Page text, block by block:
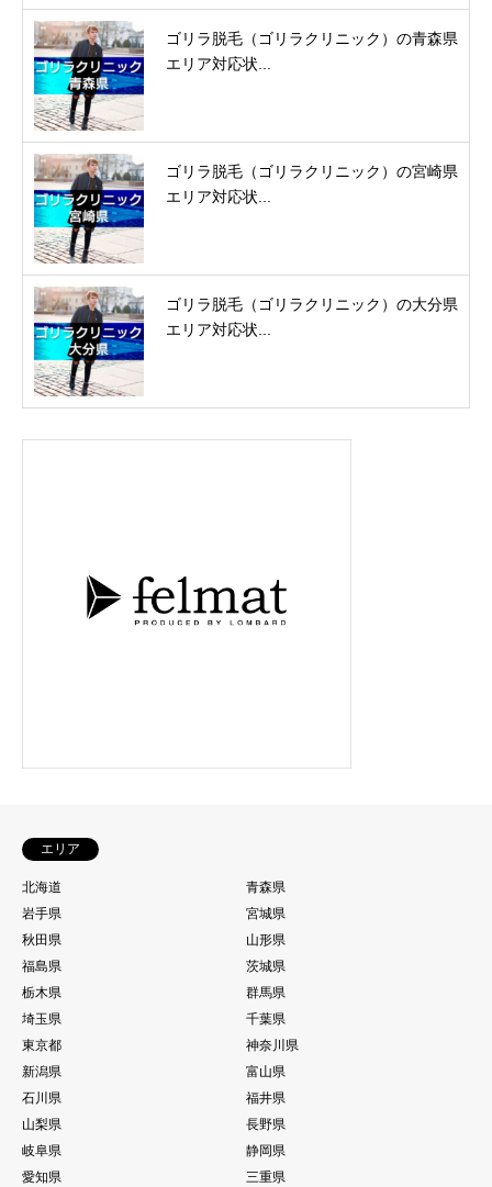
ゴリラ脱毛（ゴリラクリニック）の青森県
エリア対応状...
ゴリラ脱毛（ゴリラクリニック）の宮崎県
エリア対応状...
ゴリラ脱毛（ゴリラクリニック）の大分県
エリア対応状...
エリア
北海道
青森県
岩手県
宮城県
秋田県
山形県
福島県
茨城県
栃木県
群馬県
埼玉県
千葉県
東京都
神奈川県
新潟県
富山県
石川県
福井県
山梨県
長野県
岐阜県
静岡県
愛知県
三重県